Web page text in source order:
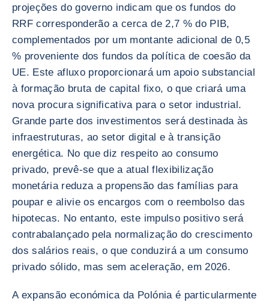
projeções do governo indicam que os fundos do
RRF corresponderão a cerca de 2,7 % do PIB,
complementados por um montante adicional de 0,5
% proveniente dos fundos da política de coesão da
UE. Este afluxo proporcionará um apoio substancial
à formação bruta de capital fixo, o que criará uma
nova procura significativa para o setor industrial.
Grande parte dos investimentos será destinada às
infraestruturas, ao setor digital e à transição
energética. No que diz respeito ao consumo
privado, prevê-se que a atual flexibilização
monetária reduza a propensão das famílias para
poupar e alivie os encargos com o reembolso das
hipotecas. No entanto, este impulso positivo será
contrabalançado pela normalização do crescimento
dos salários reais, o que conduzirá a um consumo
privado sólido, mas sem aceleração, em 2026.
A expansão económica da Polónia é particularmente